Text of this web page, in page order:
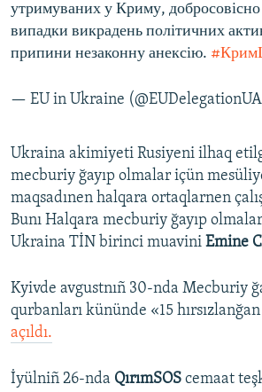
утримуваних у Криму, добросовісно
випадки викрадень політичних
припини незаконну анексію.
— EU in Ukraine
Ukraina akimiyeti Rusiyeni ilhaq
mecburiy ğayıp olmalar içün
maqsadınen halqara ortaqlarnen
Bunı Halqara mecburiy ğayıp
Ukraina TİN birinci muavini Emine
Kyivde avgustnıñ 30-nda Mecburiy
qurbanları kününde «15
açıldı.
İyülniñ 26-nda QırımSOS cemaat